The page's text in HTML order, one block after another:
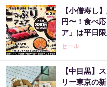
【小僧寿し
円〜！食べ
ア」は平日
セール
【中目黒】
リー東京の